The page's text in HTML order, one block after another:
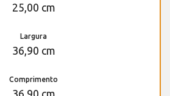
25,00 cm
Largura
36,90 cm
Comprimento
36,90 cm